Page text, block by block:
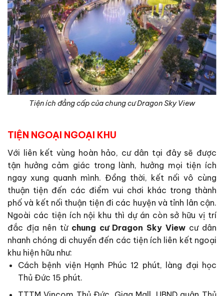
Tiện ích đẳng cấp của chung cư Dragon Sky View
TIỆN NGOẠI NGOẠI KHU
Với liên kết vùng hoàn hảo, cư dân tại đây sẽ được
tận hưởng cảm giác trong lành, hưởng mọi tiện ích
ngay xung quanh mình. Đồng thời, kết nối vô cùng
thuận tiện đến các điểm vui chơi khác trong thành
phố và kết nối thuận tiện đi các huyện và tỉnh lân cận.
Ngoài các tiện ích nội khu thì dự án còn sở hữu vị trí
đắc địa nên từ chung cư Dragon Sky View cư dân
nhanh chóng di chuyển đến các tiện ích liên kết ngoại
khu hiện hữu như:
Cách bệnh viện Hạnh Phúc 12 phút, làng đại học
Thủ Đức 15 phút.